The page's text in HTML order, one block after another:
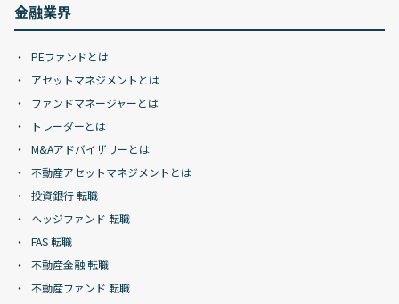
金融業界
PEファンドとは
アセットマネジメントとは
ファンドマネージャーとは
トレーダーとは
M&Aアドバイザリーとは
不動産アセットマネジメントとは
投資銀行 転職
ヘッジファンド 転職
FAS 転職
不動産金融 転職
不動産ファンド 転職